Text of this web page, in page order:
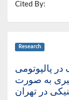
Cited By:
Research
پالپوتومی
شیری به صورت
در تهران